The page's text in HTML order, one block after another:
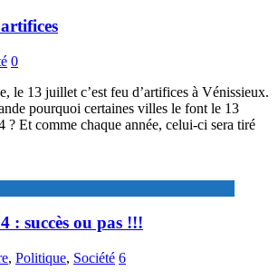
0
le 13 juillet c’est feu d’artifices à Vénissieux.
pourquoi certaines villes le font le 13
? Et comme chaque année, celui-ci sera tiré
: succès ou pas !!!
, Politique, Société 6